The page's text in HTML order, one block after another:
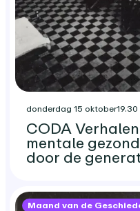
donderdag 15 oktober
CODA
mentale
door de
Maand van de